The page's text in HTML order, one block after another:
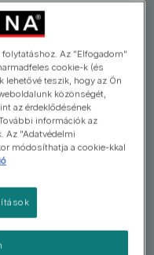
ONE eledeleink
kevésbé
felhasználására
szárazeledelek
műanyaggal
azon dolgozunk,
100%-ban
folytatáshoz. Az "Elfogadom"
cookie-k (és
lehetővé teszik, hogy az Ön
közönségét,
az érdeklődésének
információk az
Az "Adatvédelmi
módosíthatja a cookie-kkal